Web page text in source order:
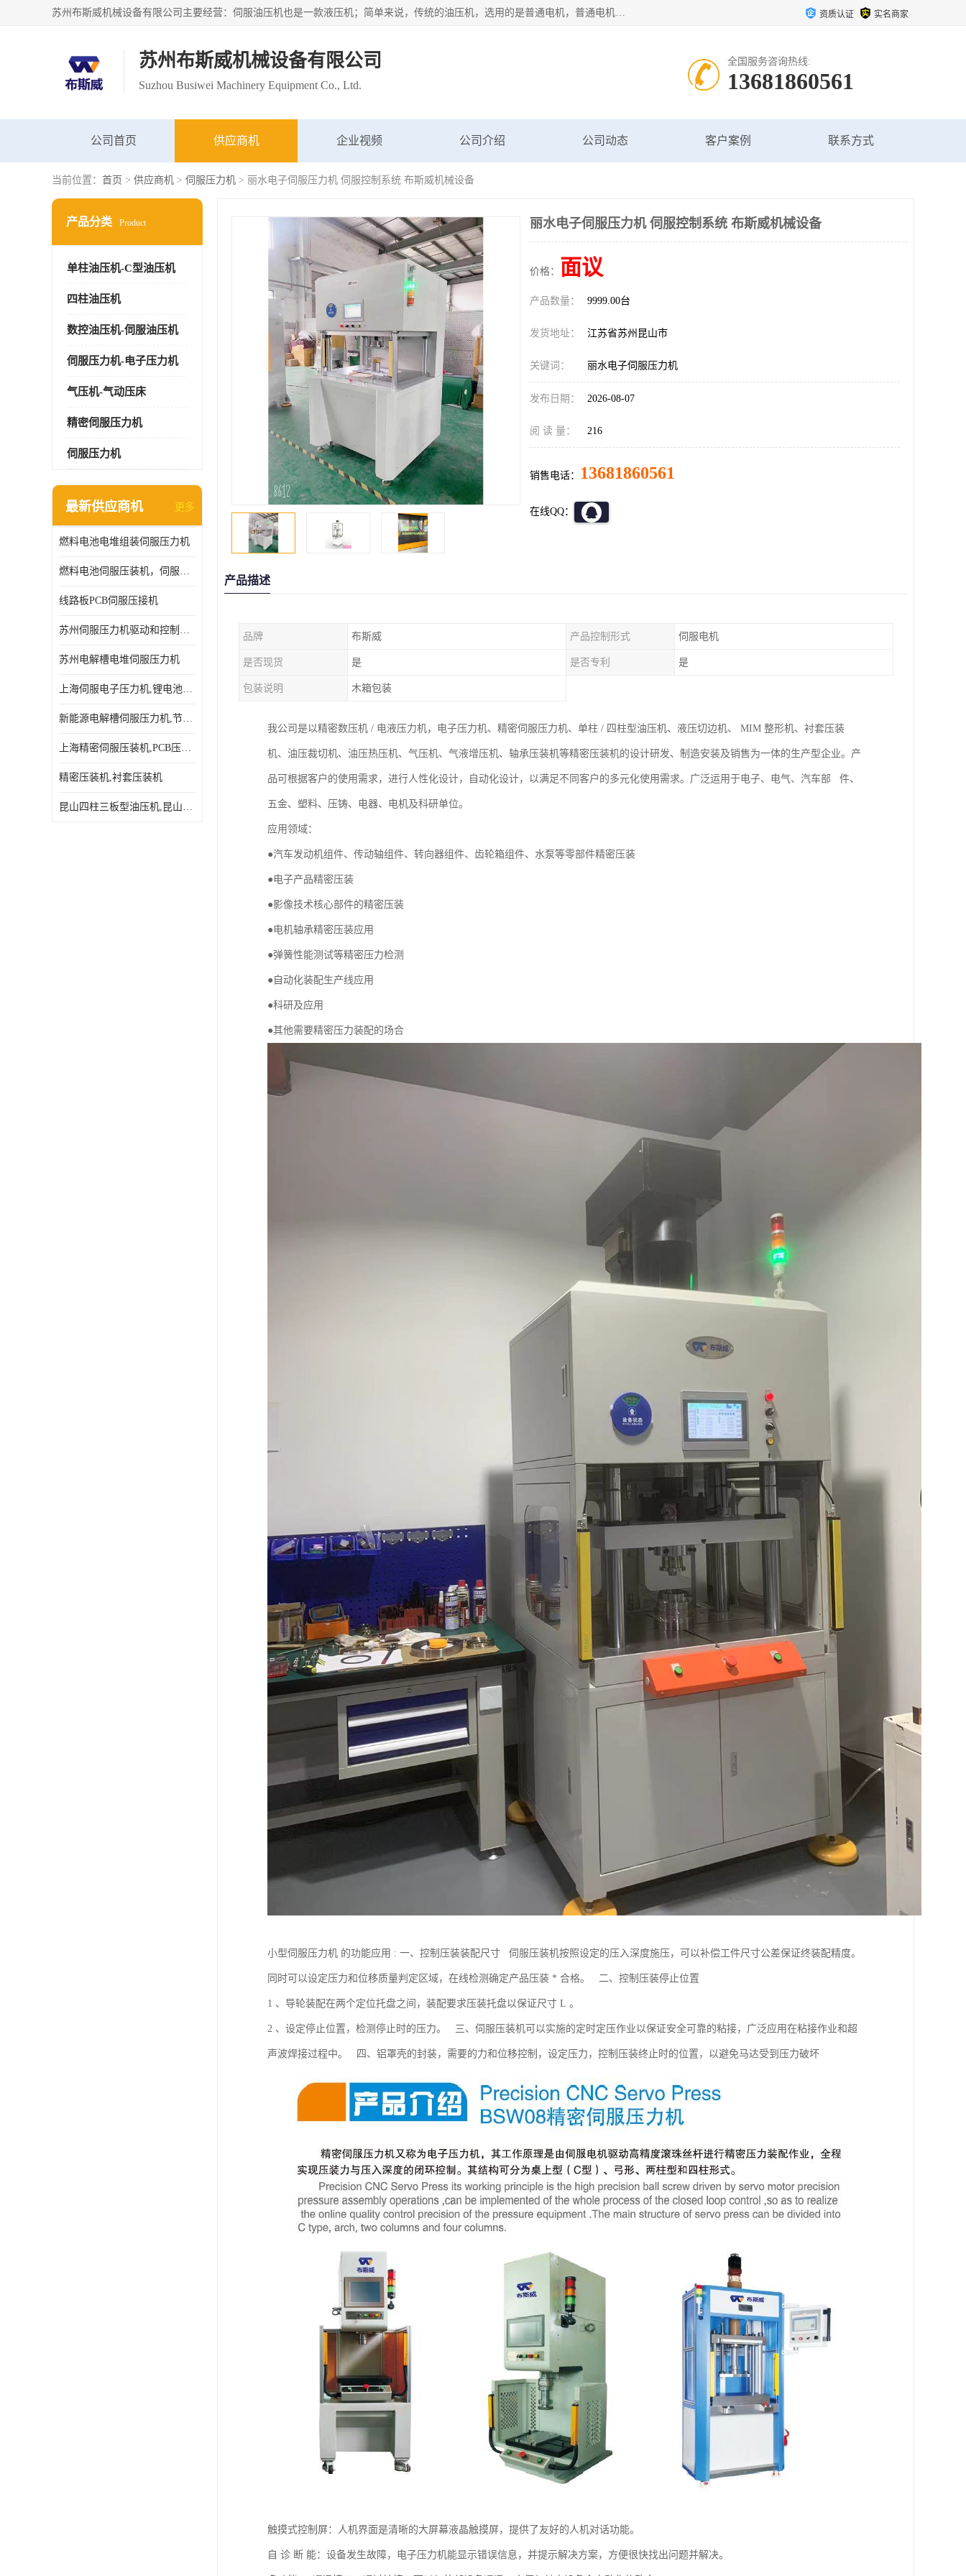
苏州布斯威机械设备有限公司主要经营：伺服油压机也是一款液压机；简单来说，传统的油压机，选用的是普通电机，普通电机容易发热，容易烧坏。伺服油压机采用先进的伺服电机，一般选用汇川 、日本大金、台达等品牌。伺服电机配套伺服泵还有伺服驱动器等部件，这样机器的电机过热，能耗的控制、机器工作的噪音都得到了完美的解决。 资质认证 实名商家
苏州布斯威机械设备有限公司
Suzhou Busiwei Machinery Equipment Co., Ltd.
全国服务咨询热线:
13681860561
公司首页 供应商机 企业视频 公司介绍 公司动态 客户案例 联系方式
当前位置： 首页 > 供应商机 > 伺服压力机 > 丽水电子伺服压力机 伺服控制系统 布斯威机械设备
产品分类 Product
单柱油压机-C型油压机
四柱油压机
数控油压机-伺服油压机
伺服压力机-电子压力机
气压机-气动压床
精密伺服压力机
伺服压力机
最新供应商机 更多
燃料电池电堆组装伺服压力机
燃料电池伺服压装机，伺服压力机型号齐全
线路板PCB伺服压接机
苏州伺服压力机驱动和控制技术
苏州电解槽电堆伺服压力机
上海伺服电子压力机,锂电池伺服压力机 用途广发操作简单
新能源电解槽伺服压力机,节能效果达80%以上
上海精密伺服压装机,PCB压接机,线路板压接机
精密压装机,衬套压装机
昆山四柱三板型油压机,昆山精密伺服压力机
丽水电子伺服压力机 伺服控制系统 布斯威机械设备
价格： 面议
产品数量： 9999.00台
发货地址： 江苏省苏州昆山市
关键词： 丽水电子伺服压力机
发布日期： 2026-08-07
阅 读 量： 216
销售电话： 13681860561
在线QQ：
产品描述
品牌 布斯威 产品控制形式 伺服电机
是否现货 是 是否专利 是
包装说明 木箱包装
我公司是以精密数压机 / 电液压力机，电子压力机、精密伺服压力机、单柱 / 四柱型油压机、液压切边机、 MIM 整形机、衬套压装
机、油压裁切机、油压热压机、气压机、气液增压机、轴承压装机等精密压装机的设计研发、制造安装及销售为一体的生产型企业。产
品可根据客户的使用需求，进行人性化设计，自动化设计，以满足不同客户的多元化使用需求。广泛运用于电子、电气、汽车部 件、
五金、塑料、压铸、电器、电机及科研单位。
应用领域：
●汽车发动机组件、传动轴组件、转向器组件、齿轮箱组件、水泵等零部件精密压装
●电子产品精密压装
●影像技术核心部件的精密压装
●电机轴承精密压装应用
●弹簧性能测试等精密压力检测
●自动化装配生产线应用
●科研及应用
●其他需要精密压力装配的场合
小型伺服压力机 的功能应用 : 一、控制压装装配尺寸 伺服压装机按照设定的压入深度施压，可以补偿工件尺寸公差保证终装配精度。
同时可以设定压力和位移质量判定区域，在线检测确定产品压装 * 合格。 二、控制压装停止位置
1 、导轮装配在两个定位托盘之间，装配要求压装托盘以保证尺寸 L 。
2 、设定停止位置，检测停止时的压力。 三、伺服压装机可以实施的定时定压作业以保证安全可靠的粘接，广泛应用在粘接作业和超
声波焊接过程中。 四、铝罩壳的封装，需要的力和位移控制，设定压力，控制压装终止时的位置，以避免马达受到压力破坏
触摸式控制屏：人机界面是清晰的大屏幕液晶触摸屏，提供了友好的人机对话功能。
自 诊 断 能：设备发生故障，电子压力机能显示错误信息，并提示解决方案，方便很快找出问题并解决。